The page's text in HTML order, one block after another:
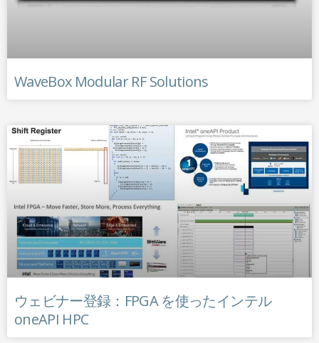
WaveBox Modular RF Solutions
ウェビナー登録：FPGA を使ったインテル
oneAPI HPC